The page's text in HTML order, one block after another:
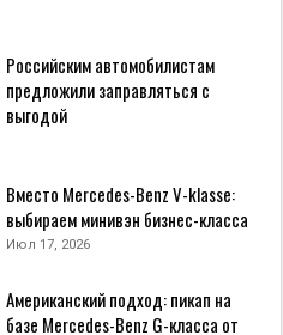
Российским автомобилистам
предложили заправляться с
выгодой
Вместо Mercedes-Benz V-klasse:
выбираем минивэн бизнес-класса
Июл 17, 2026
Американский подход: пикап на
базе Mercedes-Benz G-класса от